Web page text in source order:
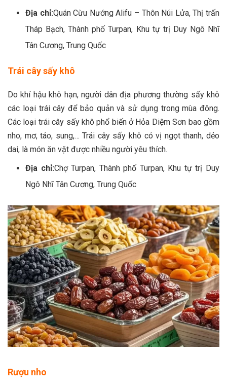
Địa chỉ:Quán Cừu Nướng Alifu – Thôn Núi Lửa, Thị trấn
Tháp Bạch, Thành phố Turpan, Khu tự trị Duy Ngô Nhĩ
Tân Cương, Trung Quốc
Trái cây sấy khô
Do khí hậu khô hạn, người dân địa phương thường sấy khô
các loại trái cây để bảo quản và sử dụng trong mùa đông.
Các loại trái cây sấy khô phổ biến ở Hỏa Diệm Sơn bao gồm
nho, mơ, táo, sung,… Trái cây sấy khô có vị ngọt thanh, dẻo
dai, là món ăn vặt được nhiều người yêu thích.
Địa chỉ:Chợ Turpan, Thành phố Turpan, Khu tự trị Duy
Ngô Nhĩ Tân Cương, Trung Quốc
Rượu nho